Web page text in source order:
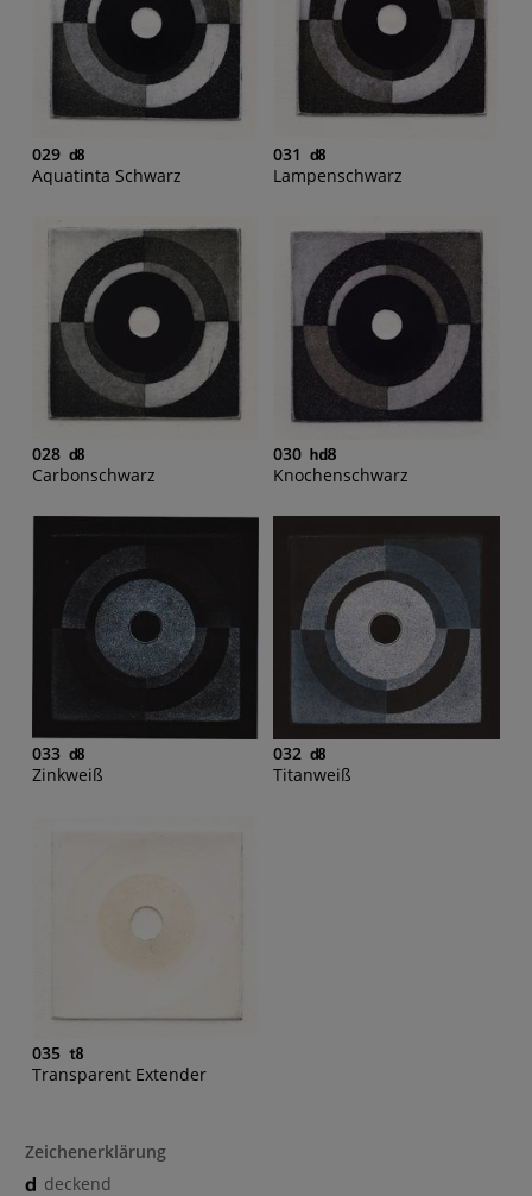
029
Aquatinta Schwarz
031
Lampenschwarz
028
Carbonschwarz
030
Knochenschwarz
033
Zinkweiß
032
Titanweiß
035
Transparent Extender
Zeichenerklärung
deckend